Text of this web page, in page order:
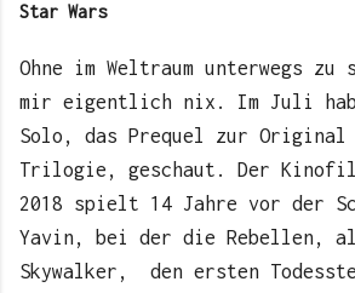
Star Wars
Ohne im Weltraum unterwegs
mir eigentlich nix. Im Juli
Solo, das Prequel zur Original
Trilogie, geschaut. Der
2018 spielt 14 Jahre vor der
Yavin, bei der die Rebellen,
Skywalker, den ersten